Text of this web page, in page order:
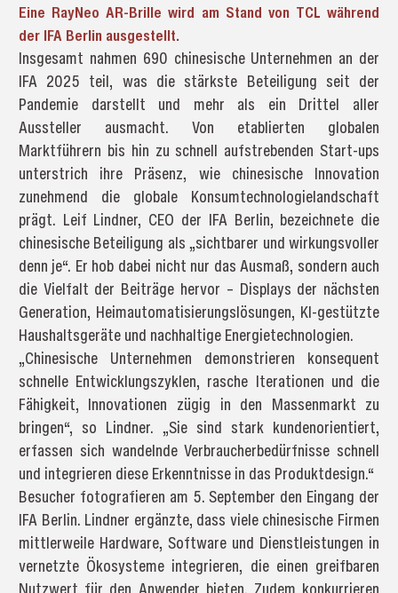
Eine RayNeo AR-Brille wird am Stand von TCL während
der IFA Berlin ausgestellt.
Insgesamt nahmen 690 chinesische Unternehmen an der
IFA 2025 teil, was die stärkste Beteiligung seit der
Pandemie darstellt und mehr als ein Drittel aller
Aussteller ausmacht. Von etablierten globalen
Marktführern bis hin zu schnell aufstrebenden Start-ups
unterstrich ihre Präsenz, wie chinesische Innovation
zunehmend die globale Konsumtechnologielandschaft
prägt. Leif Lindner, CEO der IFA Berlin, bezeichnete die
chinesische Beteiligung als „sichtbarer und wirkungsvoller
denn je“. Er hob dabei nicht nur das Ausmaß, sondern auch
die Vielfalt der Beiträge hervor – Displays der nächsten
Generation, Heimautomatisierungslösungen, KI-gestützte
Haushaltsgeräte und nachhaltige Energietechnologien.
„Chinesische Unternehmen demonstrieren konsequent
schnelle Entwicklungszyklen, rasche Iterationen und die
Fähigkeit, Innovationen zügig in den Massenmarkt zu
bringen“, so Lindner. „Sie sind stark kundenorientiert,
erfassen sich wandelnde Verbraucherbedürfnisse schnell
und integrieren diese Erkenntnisse in das Produktdesign.“
Besucher fotografieren am 5. September den Eingang der
IFA Berlin. Lindner ergänzte, dass viele chinesische Firmen
mittlerweile Hardware, Software und Dienstleistungen in
vernetzte Ökosysteme integrieren, die einen greifbaren